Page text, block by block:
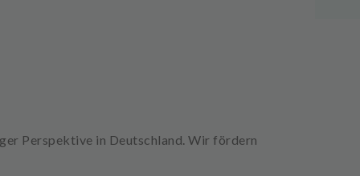
Perspektive in Deutschland. Wir fördern